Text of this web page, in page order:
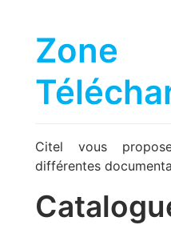
Citel vous
différentes